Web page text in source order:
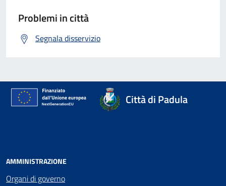
Problemi in città
Segnala disservizio
Città di Padula
AMMINISTRAZIONE
Organi di governo